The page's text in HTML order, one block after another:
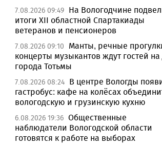
7.08.2026 09:49 На Вологодчине
итоги XII областной Спартакиады
ветеранов и пенсионеров
7.08.2026 09:10
Манты, речные
концерты музыкантов ждут гостей на
города Тотьмы
7.08.2026 08:24 В центре Вологды
гастробус: кафе на колёсах
вологодскую и грузинскую кухню
6.08.2026 19:36 Общественные
наблюдатели Вологодской области
готовятся к работе на выборах